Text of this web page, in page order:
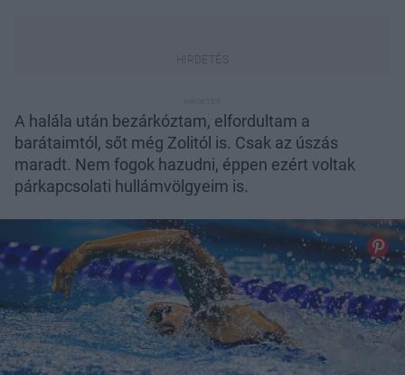
A halála után bezárkóztam, elfordultam a
barátaimtól, sőt még Zolitól is. Csak az úszás
maradt. Nem fogok hazudni, éppen ezért voltak
párkapcsolati hullámvölgyeim is.